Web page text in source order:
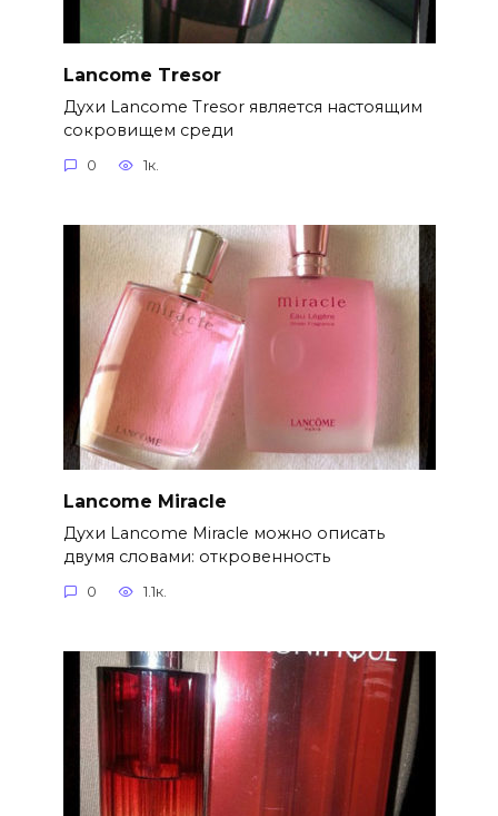
Lancome Tresor
Духи Lancome Tresor является настоящим
сокровищем среди
0 1к.
Lancome Miracle
Духи Lancome Miracle можно описать
двумя словами: откровенность
0 1.1к.